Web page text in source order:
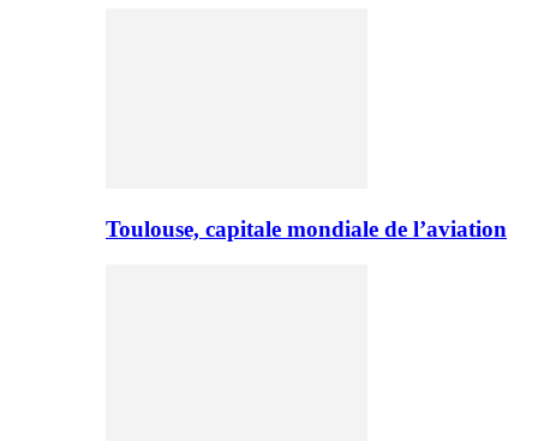
Toulouse, capitale mondiale de l’aviation